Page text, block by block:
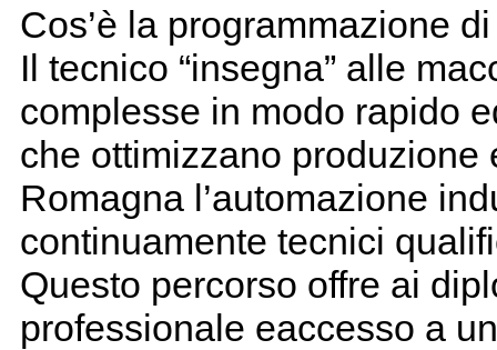
Cos’è la programmazione
Il tecnico “insegna” alle
complesse in modo rapido
che ottimizzano
Romagna l’automazione
continuamente tecnici
Questo percorso offre ai
professionale eaccesso a